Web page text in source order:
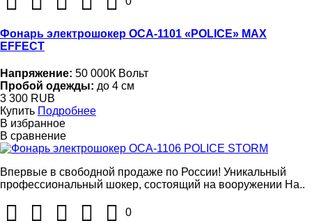
Фонарь электрошокер ОСА-1101 «POLICE» MAX
EFFECT
Напряжение: 50 000К Вольт
Пробой одежды: до 4 см
3 300 RUB
Купить Подробнее
В избранное
В сравнение
Впервые в свободной продаже по России! Уникальный
профессиональный шокер, состоящий на вооружении На..
0